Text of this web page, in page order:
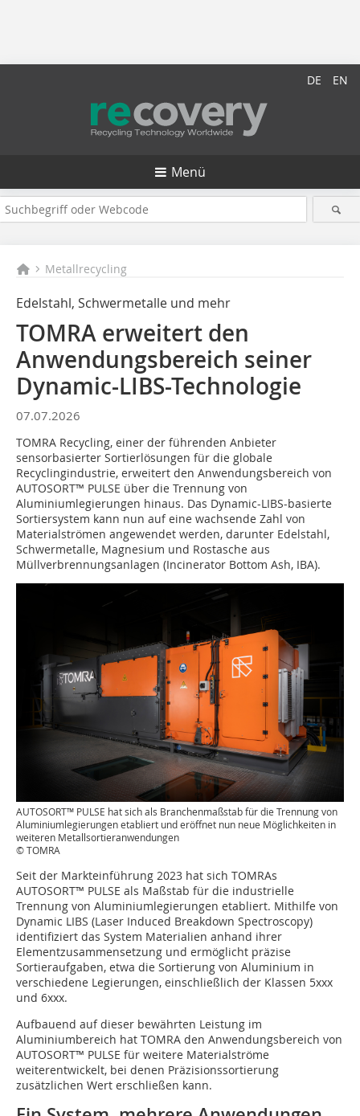
DE EN
Menü
Metallrecycling
Edelstahl, Schwermetalle und mehr
TOMRA erweitert den
Anwendungsbereich seiner
Dynamic-LIBS-Technologie
07.07.2026
TOMRA Recycling, einer der führenden Anbieter
sensorbasierter Sortierlösungen für die globale
Recyclingindustrie, erweitert den Anwendungsbereich von
AUTOSORT™ PULSE über die Trennung von
Aluminiumlegierungen hinaus. Das Dynamic-LIBS-basierte
Sortiersystem kann nun auf eine wachsende Zahl von
Materialströmen angewendet werden, darunter Edelstahl,
Schwermetalle, Magnesium und Rostasche aus
Müllverbrennungsanlagen (Incinerator Bottom Ash, IBA).
AUTOSORT™ PULSE hat sich als Branchenmaßstab für die Trennung von
Aluminiumlegierungen etabliert und eröffnet nun neue Möglichkeiten in
weiteren Metallsortieranwendungen
© TOMRA
Seit der Markteinführung 2023 hat sich TOMRAs
AUTOSORT™ PULSE als Maßstab für die industrielle
Trennung von Aluminiumlegierungen etabliert. Mithilfe von
Dynamic LIBS (Laser Induced Breakdown Spectroscopy)
identifiziert das System Materialien anhand ihrer
Elementzusammensetzung und ermöglicht präzise
Sortieraufgaben, etwa die Sortierung von Aluminium in
verschiedene Legierungen, einschließlich der Klassen 5xxx
und 6xxx.
Aufbauend auf dieser bewährten Leistung im
Aluminiumbereich hat TOMRA den Anwendungsbereich von
AUTOSORT™ PULSE für weitere Materialströme
weiterentwickelt, bei denen Präzisionssortierung
zusätzlichen Wert erschließen kann.